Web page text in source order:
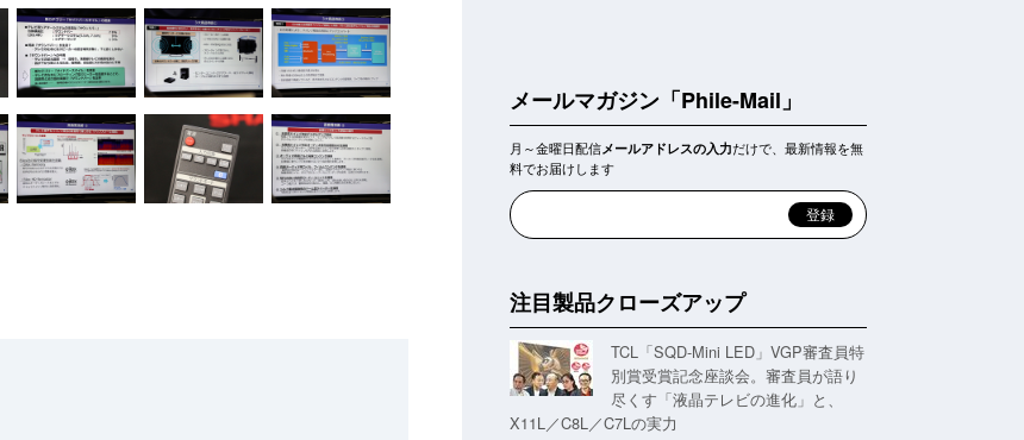
メールマガジン「Phile-Mail」
月～金曜日配信メールアドレスの入力だけで、最新情報を無
料でお届けします
注目製品クローズアップ
TCL「SQD-Mini LED」VGP審査員特
別賞受賞記念座談会。審査員が語り
尽くす「液晶テレビの進化」と、
X11L／C8L／C7Lの実力